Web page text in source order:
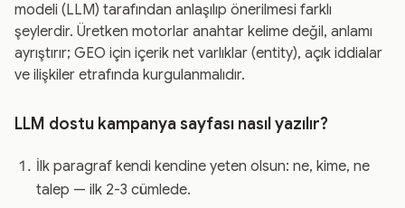
modeli (LLM) tarafından anlaşılıp önerilmesi farklı
şeylerdir. Üretken motorlar anahtar kelime değil, anlamı
ayrıştırır; GEO için içerik net varlıklar (entity), açık iddialar
ve ilişkiler etrafında kurgulanmalıdır.
LLM dostu kampanya sayfası nasıl yazılır?
İlk paragraf kendi kendine yeten olsun: ne, kime, ne
talep — ilk 2-3 cümlede.